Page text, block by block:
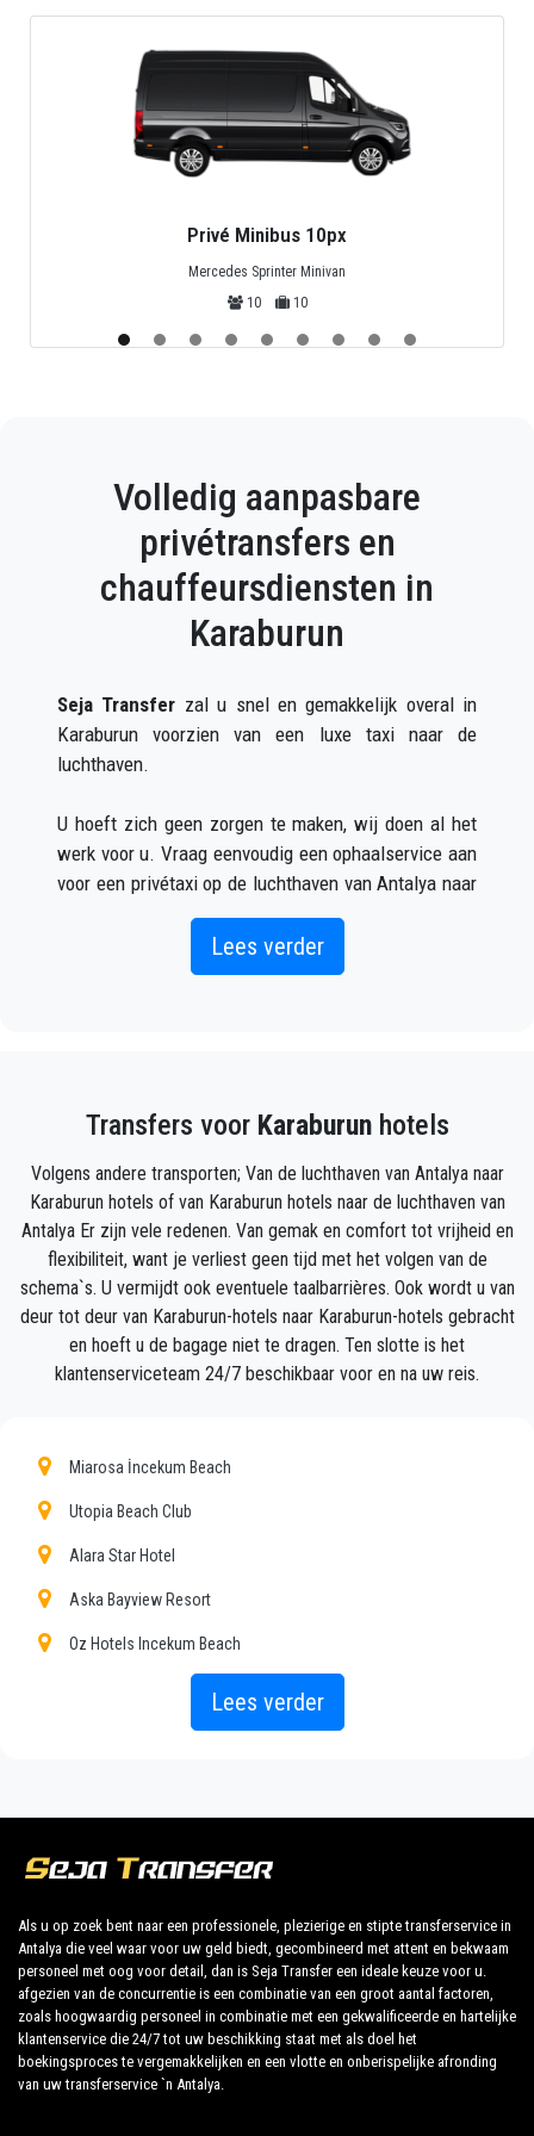
Privé Minibus 10px
Mercedes Sprinter Minivan
10
10
Volledig aanpasbare
privétransfers en
chauffeursdiensten in
Karaburun
Seja Transfer zal u snel en gemakkelijk overal in
Karaburun voorzien van een luxe taxi naar de
luchthaven.
U hoeft zich geen zorgen te maken, wij doen al het
werk voor u. Vraag eenvoudig een ophaalservice aan
voor een privétaxi op de luchthaven van Antalya naar
Karaburun (wat zowel online als telefonisch kan) en
u zult een chauffeur ontmoeten buiten de
aankomsthal met uw naam op een bord geschreven
team zal uw vlucht volgen en zal er zijn wanneer u
en een helpende hand klaar om u te helpen met uw
bagage en brengt u naar uw bestemming in
Karaburun.
Uw ervaring met onze transferservice zal uitstekend
zijn, aangezien ons team trotse professionals zijn
die ervoor zullen zorgen dat u op tijd wordt
Wij bieden onze klanten een professionele en privé
chauffeurs en comfortabele auto's naar overal in
Karaburun.
zijn het mooie alternatief voor het openbaar vervoer
van of naar Karaburun.
Boek nu uw privétransfer in Antalya en reis naar uw
De uitgebreide ervaring van ons bedrijf garandeert al
onze klanten de zekerheid van een professionele
service voor iedereen, dankzij onze vaste prijzen en
economische voorwaarden. Onze klanten zijn onze
topprioriteit en zullen profiteren van auto's die zijn
Lees verder
Transfers voor Karaburunhotels
Volgens andere transporten; Van de luchthaven van Antalya naar
Karaburun hotels of van Karaburun hotels naar de luchthaven van
Antalya Er zijn vele redenen. Van gemak en comfort tot vrijheid en
flexibiliteit, want je verliest geen tijd met het volgen van de
schema`s. U vermijdt ook eventuele taalbarrières. Ook wordt u van
deur tot deur van Karaburun-hotels naar Karaburun-hotels gebracht
en hoeft u de bagage niet te dragen. Ten slotte is het
klantenserviceteam 24/7 beschikbaar voor en na uw reis.
Miarosa İncekum Beach
Utopia Beach Club
Alara Star Hotel
Aska Bayview Resort
Oz Hotels Incekum Beach
Miarosa Incekum West Resort
TT Hotels Pegasos Royal
Fun Sun Smart Miarosa Incekum
Annabella Diamond Hotel Spa
Antik Hotel
Aska Baran Hotel
Aska Just In Beach
Lees verder
Als u op zoek bent naar een professionele, plezierige en stipte transferservice in
Antalya die veel waar voor uw geld biedt, gecombineerd met attent en bekwaam
personeel met oog voor detail, dan is Seja Transfer een ideale keuze voor u.
afgezien van de concurrentie is een combinatie van een groot aantal factoren,
zoals hoogwaardig personeel in combinatie met een gekwalificeerde en hartelijke
klantenservice die 24/7 tot uw beschikking staat met als doel het
boekingsproces te vergemakkelijken en een vlotte en onberispelijke afronding
van uw transferservice `n Antalya.